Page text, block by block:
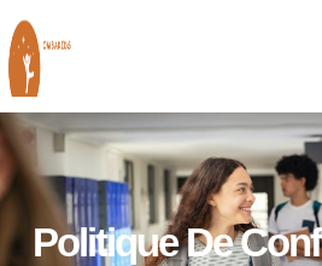
au
contenu
Politique De